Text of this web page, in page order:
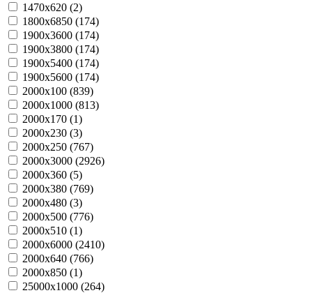
1470х620 (2)
1800х6850 (174)
1900х3600 (174)
1900х3800 (174)
1900х5400 (174)
1900х5600 (174)
2000х100 (839)
2000х1000 (813)
2000х170 (1)
2000х230 (3)
2000х250 (767)
2000х3000 (2926)
2000х360 (5)
2000х380 (769)
2000х480 (3)
2000х500 (776)
2000х510 (1)
2000х6000 (2410)
2000х640 (766)
2000х850 (1)
25000х1000 (264)